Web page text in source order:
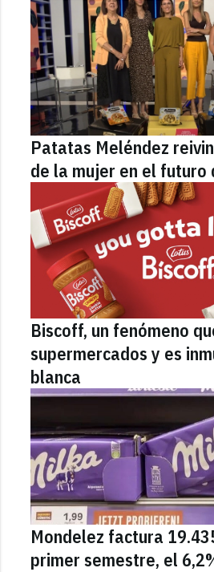
Patatas Meléndez
de la mujer en el futuro
Biscoff, un fenómeno
supermercados y es
blanca
Mondelez factura
primer semestre, el